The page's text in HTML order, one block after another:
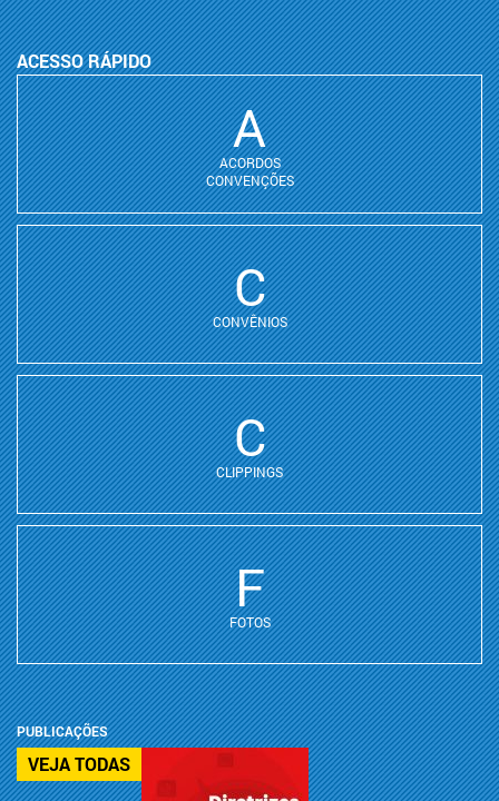
ACESSO RÁPIDO
A
ACORDOS
CONVENÇÕES
C
CONVÊNIOS
C
CLIPPINGS
F
FOTOS
PUBLICAÇÕES
VEJA TODAS